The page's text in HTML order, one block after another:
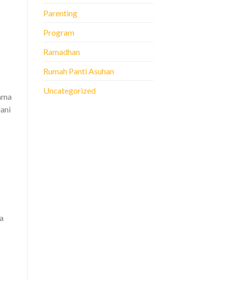
Parenting
Program
Ramadhan
Rumah Panti Asuhan
Uncategorized